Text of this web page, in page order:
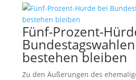
Fünf-Prozent-
bestehen bleiben
Zu den Äußerungen des